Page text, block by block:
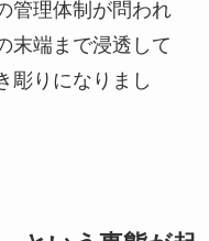
管理体制が問われ
末端まで浸透して
彫りになりまし